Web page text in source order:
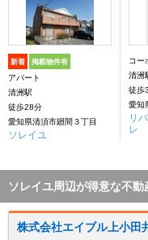
新着 掲載物件有
アパート
清洲駅
徒歩28分
愛知県清須市廻間３丁目
ソレイユ
コー
清洲
徒歩
愛知
リ
レ
ソレイユ周辺が得意な不動
株式会社エイブル上小田